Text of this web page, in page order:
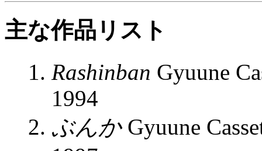
主な作品リスト
Rashinban Gyuune
1994
ぶんかGyuune